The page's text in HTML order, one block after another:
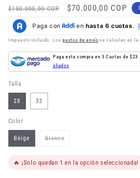
Precio
habitual
$130.000,00 COP
Precio
$70.000,00 COP
Impuesto incluido. Losgastos de envío se calculan en la
Paga esta compra en 3 Cuotas de
aliados
Talla
28 32
Color
Beige BlancoVariante
disponible
🔥 ¡Solo quedan 1 en la opción seleccionada!